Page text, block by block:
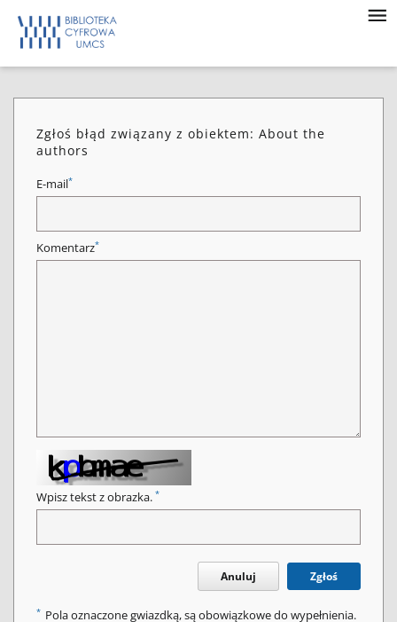
Zgłoś błąd związany z obiektem: About the
authors
E-mail*
Komentarz*
Wpisz tekst z obrazka. *
Anuluj Zgłoś
* Pola oznaczone gwiazdką, są obowiązkowe do wypełnienia.